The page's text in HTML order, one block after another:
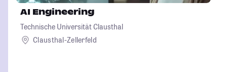
AI Engineering
Technische Universität Clausthal
Clausthal-Zellerfeld